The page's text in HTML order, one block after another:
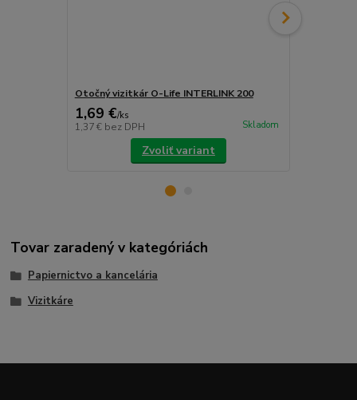
Otočný vizitkár O-Life INTERLINK 200
1,69 €/ks
1,37 € bez DPH Skladom
Zvoliť variant
Tovar zaradený v kategóriách
Papiernictvo a kancelária
Vizitkáre